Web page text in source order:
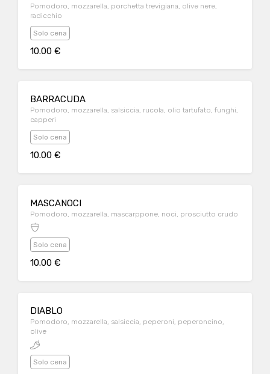
Pomodoro, mozzarella, porchetta trevigiana, olive nere,
radicchio
Solo cena
10.00 €
BARRACUDA
Pomodoro, mozzarella, salsiccia, rucola, olio tartufato, funghi,
capperi
Solo cena
10.00 €
MASCANOCI
Pomodoro, mozzarella, mascarppone, noci, prosciutto crudo
Solo cena
10.00 €
DIABLO
Pomodoro, mozzarella, salsiccia, peperoni, peperoncino,
olive
Solo cena